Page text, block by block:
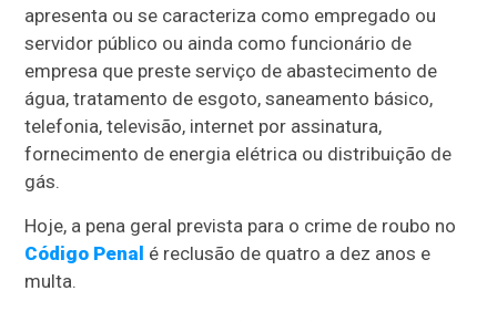
apresenta ou se caracteriza como empregado ou
servidor público ou ainda como funcionário de
empresa que preste serviço de abastecimento de
água, tratamento de esgoto, saneamento básico,
telefonia, televisão, internet por assinatura,
fornecimento de energia elétrica ou distribuição de
gás.
Hoje, a pena geral prevista para o crime de roubo no
Código Penal é reclusão de quatro a dez anos e
multa.